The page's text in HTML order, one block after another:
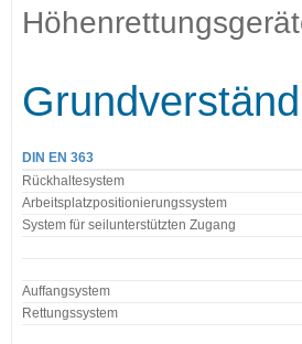
DIN EN 363
Rückhaltesystem
Arbeitsplatzpositionierungssystem
System für seilunterstützten Zugang
Auffangsystem
Rettungssystem